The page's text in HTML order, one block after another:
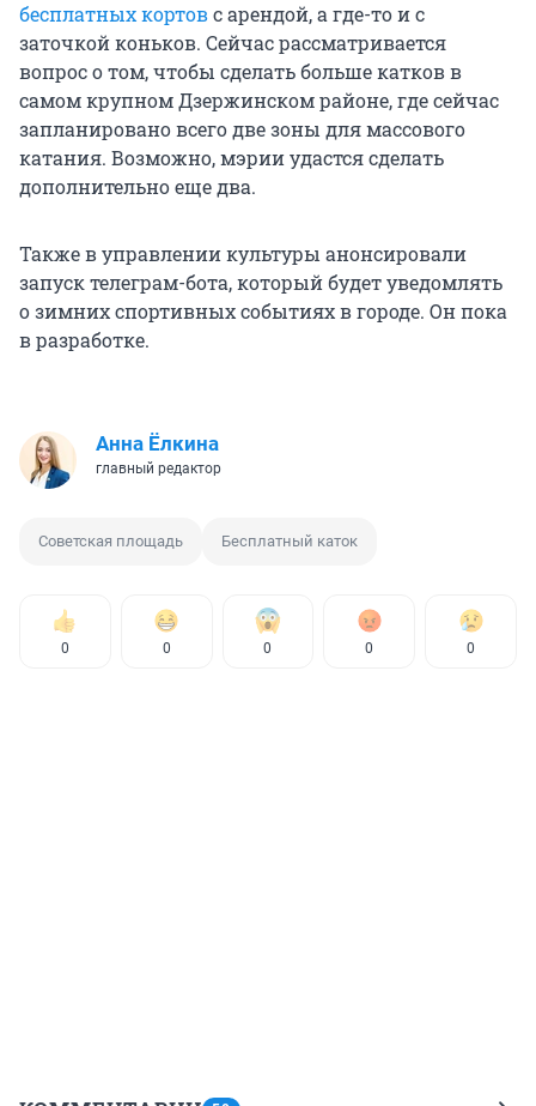
бесплатных кортовс арендой, а где-то и с
заточкой коньков. Сейчас рассматривается
вопрос о том, чтобы сделать больше катков в
самом крупном Дзержинском районе, где сейчас
запланировано всего две зоны для массового
катания. Возможно, мэрии удастся сделать
дополнительно еще два.
Также в управлении культуры анонсировали
запуск телеграм-бота, который будет уведомлять
о зимних спортивных событиях в городе. Он пока
в разработке.
Анна Ёлкина
главный редактор
Советская площадь Бесплатный каток
0 0 0 0 0